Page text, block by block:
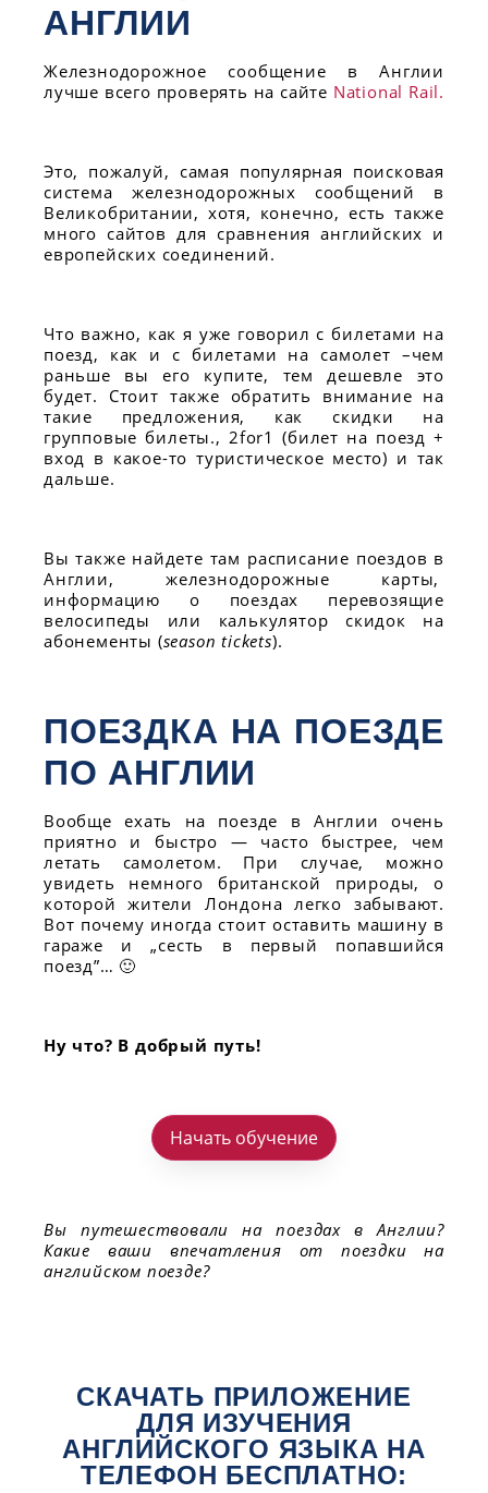
АНГЛИИ
Железнодорожное сообщение в Англии
лучше всего проверять на сайте National Rail.
Это, пожалуй, самая популярная поисковая
система железнодорожных сообщений в
Великобритании, хотя, конечно, есть также
много сайтов для сравнения английских и
европейских соединений.
Что важно, как я уже говорил с билетами на
поезд, как и с билетами на самолет –чем
раньше вы его купите, тем дешевле это
будет. Стоит также обратить внимание на
такие предложения, как скидки на
групповые билеты., 2for1 (билет на поезд +
вход в какое-то туристическое место) и так
дальше.
Вы также найдете там расписание поездов в
Англии, железнодорожные карты,
информацию о поездах перевозящие
велосипеды или калькулятор скидок на
абонементы (season tickets).
ПОЕЗДКА НА ПОЕЗДЕ
ПО АНГЛИИ
Вообще ехать на поезде в Англии очень
приятно и быстро — часто быстрее, чем
летать самолетом. При случае, можно
увидеть немного британской природы, о
которой жители Лондона легко забывают.
Вот почему иногда стоит оставить машину в
гараже и „сесть в первый попавшийся
поезд”… 🙂
Ну что? В добрый путь!
Начать обучение
Вы путешествовали на поездах в Англии?
Какие ваши впечатления от поездки на
английском поезде?
СКАЧАТЬ ПРИЛОЖЕНИЕ
ДЛЯ ИЗУЧЕНИЯ
АНГЛИЙСКОГО ЯЗЫКА НА
ТЕЛЕФОН БЕСПЛАТНО: